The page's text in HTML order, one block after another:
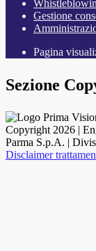
Gestione
Pagina
Sezione
Copyright 2026 |
Parma S.p.A. |
Disclaimer